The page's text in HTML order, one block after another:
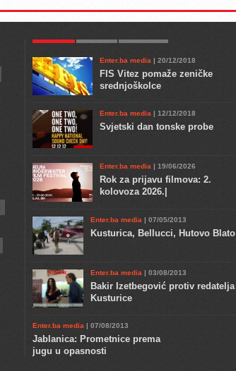
Enter.ba media | 20/12/2018
FIS Vitez pomaže zeničke
srednjoškolce
Enter.ba media | 12/12/2018
Svjetski dan tonske probe
Enter.ba media | 19/06/2026
Rok za prijavu filmova: 2.
kolovoza 2026.|
Enter.ba media | 07/05/2013
Kusturica, Bellucci, Hutovo Blato
Enter.ba media | 03/08/2013
Bakir Izetbegović protiv redatelja
Kusturice
Enter.ba media | 07/08/2013
Jablanica: Prometnice prema
jugu u opasnosti